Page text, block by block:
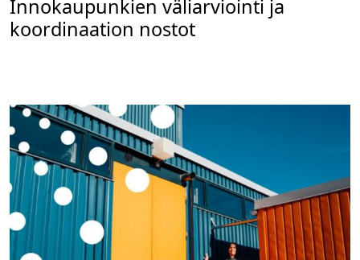
Innokaupunkien väliarviointi ja
koordinaation nostot